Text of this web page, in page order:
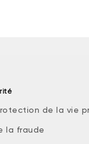
de la vie
la fraude